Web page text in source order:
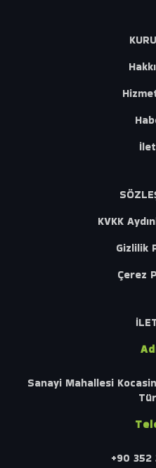
KVKK
Gizlilik
Çerez
Sanayi Mahallesi
+90 352